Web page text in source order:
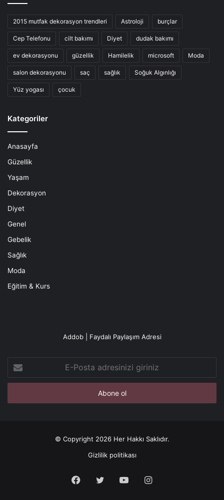
2015 mutfak dekorasyon trendleri Astroloji burçlar
Cep Telefonu cilt bakımı Diyet dudak bakımı
ev dekorasyonu güzellik Hamilelik microsoft Moda
salon dekorasyonu saç sağlık Soğuk Algınlığı
Yüz yogası çocuk
Kategoriler
Anasayfa
Güzellik
Yaşam
Dekorasyon
Diyet
Genel
Gebelik
Sağlık
Moda
Eğitim & Kurs
Addob | Faydalı Paylaşım Adresi
Posta
adresinizi
© Copyright 2026 Her Hakkı Saklıdır.
Gizlilik politikası
Facebook
X YouTubeInstagram